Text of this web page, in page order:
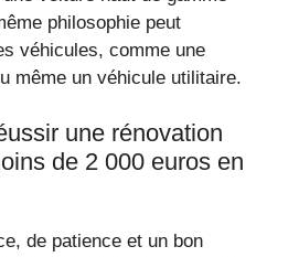
philosophie peut
véhicules, comme une
même un véhicule utilitaire.
une rénovation
de 2 000 euros en
de patience et un bon